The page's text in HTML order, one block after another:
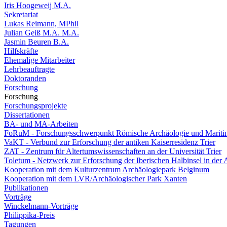
Iris Hoogeweij M.A.
Sekretariat
Lukas Reimann, MPhil
Julian Geiß M.A. M.A.
Jasmin Beuren B.A.
Hilfskräfte
Ehemalige Mitarbeiter
Lehrbeauftragte
Doktoranden
Forschung
Forschung
Forschungsprojekte
Dissertationen
BA- und MA-Arbeiten
FoRuM - Forschungsschwerpunkt Römische Archäologie und
VaKT - Verbund zur Erforschung der antiken Kaiserresidenz Trier
ZAT - Zentrum für Altertumswissenschaften an der Universität Trier
Toletum - Netzwerk zur Erforschung der Iberischen Halbinsel in der
Kooperation mit dem Kulturzentrum Archäologiepark Belginum
Kooperation mit dem LVR/Archäologischer Park Xanten
Publikationen
Vorträge
Winckelmann-Vorträge
Philippika-Preis
Tagungen